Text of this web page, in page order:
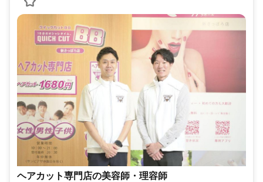
ヘアカット専門店の美容師・理容師